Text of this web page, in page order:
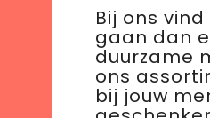
Bij ons
gaan dan
duurzame
ons
bij jouw